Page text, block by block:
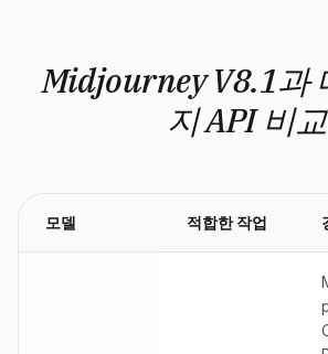
Midjourney V8.1과
지 API 비교
모델 적합한 작업